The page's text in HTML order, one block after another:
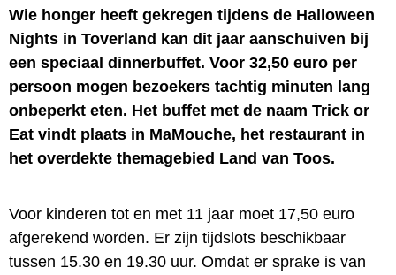
Wie honger heeft gekregen tijdens de Halloween
Nights in Toverland kan dit jaar aanschuiven bij
een speciaal dinnerbuffet. Voor 32,50 euro per
persoon mogen bezoekers tachtig minuten lang
onbeperkt eten. Het buffet met de naam Trick or
Eat vindt plaats in MaMouche, het restaurant in
het overdekte themagebied Land van Toos.
Voor kinderen tot en met 11 jaar moet 17,50 euro
afgerekend worden. Er zijn tijdslots beschikbaar
tussen 15.30 en 19.30 uur. Omdat er sprake is van